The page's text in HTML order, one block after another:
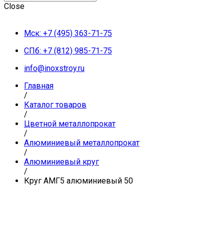
Close
Мск: +7 (495) 363-71-75
СПб: +7 (812) 985-71-75
info@inoxstroy.ru
Главная
/
Каталог товаров
/
Цветной металлопрокат
/
Алюминиевый металлопрокат
/
Алюминиевый круг
/
Круг АМГ5 алюминиевый 50